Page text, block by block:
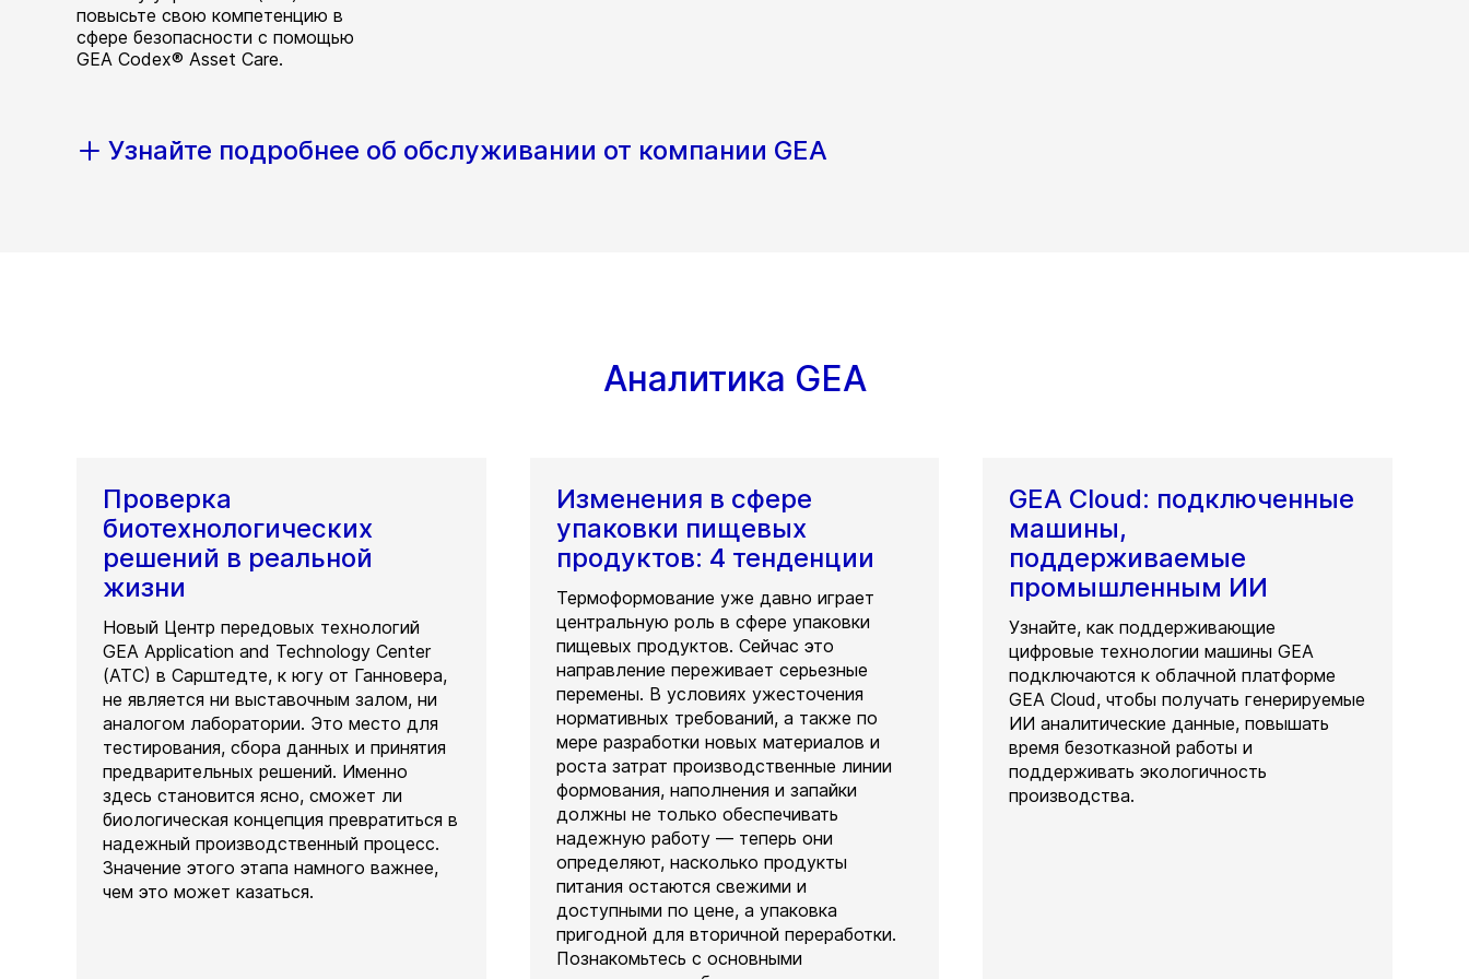
повысьте свою компетенцию в
сфере безопасности с помощью
GEA Codex® Asset Care.
Узнайте подробнее об обслуживании от компании GEA
Аналитика GEA
Проверка
биотехнологических
решений в реальной
жизни
Новый Центр передовых технологий
GEA Application and Technology Center
(ATC) в Сарштедте, к югу от Ганновера,
не является ни выставочным залом, ни
аналогом лаборатории. Это место для
тестирования, сбора данных и принятия
предварительных решений. Именно
здесь становится ясно, сможет ли
биологическая концепция превратиться в
надежный производственный процесс.
Значение этого этапа намного важнее,
чем это может казаться.
Изменения в сфере
упаковки пищевых
продуктов: 4 тенденции
Термоформование уже давно играет
центральную роль в сфере упаковки
пищевых продуктов. Сейчас это
направление переживает серьезные
перемены. В условиях ужесточения
нормативных требований, а также по
мере разработки новых материалов и
роста затрат производственные линии
формования, наполнения и запайки
должны не только обеспечивать
надежную работу — теперь они
определяют, насколько продукты
питания остаются свежими и
доступными по цене, а упаковка
пригодной для вторичной переработки.
Познакомьтесь с основными
GEA Cloud: подключенные
машины,
поддерживаемые
промышленным ИИ
Узнайте, как поддерживающие
цифровые технологии машины GEA
подключаются к облачной платформе
GEA Cloud, чтобы получать генерируемые
ИИ аналитические данные, повышать
время безотказной работы и
поддерживать экологичность
производства.